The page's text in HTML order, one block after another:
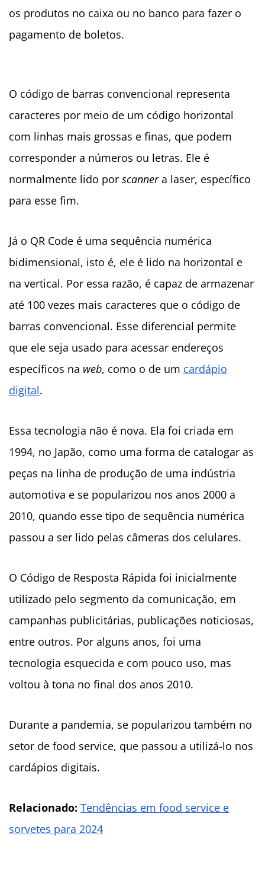
os produtos no caixa ou no banco para fazer o
pagamento de boletos.
O código de barras convencional representa
caracteres por meio de um código horizontal
com linhas mais grossas e finas, que podem
corresponder a números ou letras. Ele é
normalmente lido por scannera laser, específico
para esse fim.
Já o QR Code é uma sequência numérica
bidimensional, isto é, ele é lido na horizontal e
na vertical. Por essa razão, é capaz de armazenar
até 100 vezes mais caracteres que o código de
barras convencional. Esse diferencial permite
que ele seja usado para acessar endereços
específicos na web, como o de um cardápio
digital.
Essa tecnologia não é nova. Ela foi criada em
1994, no Japão, como uma forma de catalogar as
peças na linha de produção de uma indústria
automotiva e se popularizou nos anos 2000 a
2010, quando esse tipo de sequência numérica
passou a ser lido pelas câmeras dos celulares.
O Código de Resposta Rápida foi inicialmente
utilizado pelo segmento da comunicação, em
campanhas publicitárias, publicações noticiosas,
entre outros. Por alguns anos, foi uma
tecnologia esquecida e com pouco uso, mas
voltou à tona no final dos anos 2010.
Durante a pandemia, se popularizou também no
setor de food service, que passou a utilizá-lo nos
cardápios digitais.
Relacionado: Tendências em food service e
sorvetes para 2024